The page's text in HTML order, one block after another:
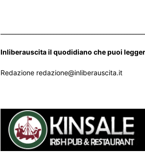
Inliberauscita il quodidiano che puoi
Redazione redazione@inliberauscita.it